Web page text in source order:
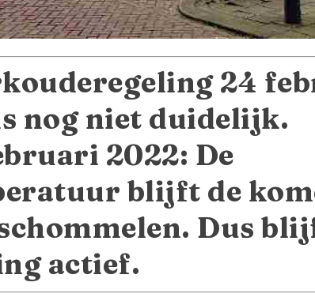
24
nog niet duidelijk.
2022: De
blijft de
Dus
actief.